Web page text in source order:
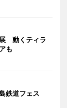
動くティラ
も
鉄道フェス